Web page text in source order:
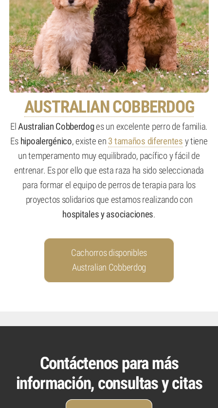
AUSTRALIAN COBBERDOG
ElAustralian Cobberdoges un excelente perro de familia.
Es hipoalergénico, existe en 3 tamaños diferentes y tiene
un temperamento muy equilibrado, pacífico y fácil de
entrenar. Es por ello que esta raza ha sido seleccionada
para formar el equipo de perros de terapia para los
proyectos solidarios que estamos realizando con
hospitales y asociaciones.
Cachorros disponibles
Australian Cobberdog
Contáctenos para más
información, consultas y citas